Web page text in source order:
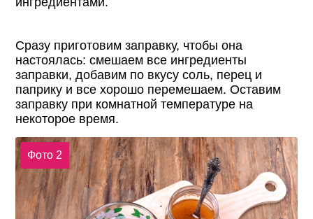
Сразу приготовим заправку, чтобы она
настоялась: смешаем все ингредиенты
заправки, добавим по вкусу соль, перец и
паприку и все хорошо перемешаем. Оставим
заправку при комнатной температуре на
некоторое время.
Фото 2